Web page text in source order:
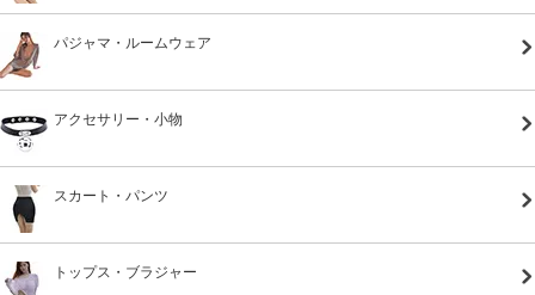
パジャマ・ルームウェア
アクセサリー・小物
スカート・パンツ
トップス・ブラジャー